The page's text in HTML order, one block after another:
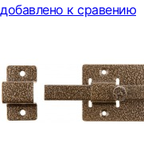
добавлено к сравению